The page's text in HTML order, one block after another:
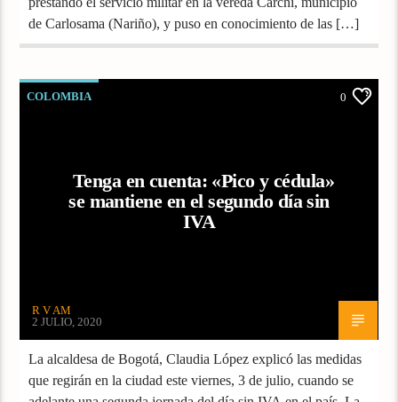
de Carlosama (Nariño), y puso en conocimiento de las […]
COLOMBIA 0
Tenga en cuenta: «Pico y cédula»
se mantiene en el segundo día sin
IVA
R V AM
2 JULIO, 2020
La alcaldesa de Bogotá, Claudia López explicó las medidas
que regirán en la ciudad este viernes, 3 de julio, cuando se